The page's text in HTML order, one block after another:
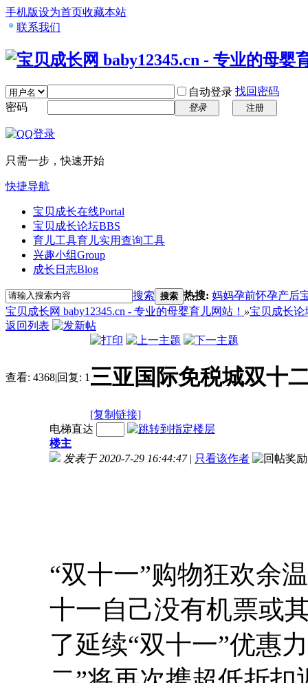
手机版设为首页收藏本站
联系我们
自动登录 找回密码
密码
登录 注册
只需一步，快速开始
快捷导航
宝贝成长在线Portal
宝贝成长论坛BBS
育儿工具育儿实用查询工具
兴趣小组Group
成长日志Blog
搜索 搜索 热搜: 妈妈孕前怀孕产后
宝贝成长网 baby12345.cn - 专业的母婴育儿网站！ »宝贝成长论
返回列表
查看: 4368|回复: 1 三亚国际免税城双十
[复制链接]
电梯直达
楼主
发表于 2020-7-29 16:44:47 | 只看该作者
“双十一”购物狂欢余
十一自己没有机票或
了延续“双十一”优惠